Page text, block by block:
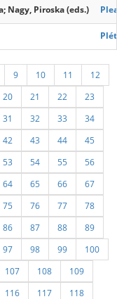
Nagy, Piroska (eds.)
9 10 11
12
20 21 22
23
31 32 33
34
42 43 44
45
53 54 55
56
64 65 66
67
75 76 77
78
86 87 88
89
97 98 99
100
107 108
109
116 117
118